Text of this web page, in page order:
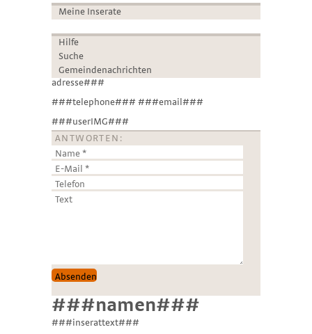
Meine Inserate
Hilfe
Suche
Gemeindenachrichten
adresse###
###telephone### ###email###
###userIMG###
ANTWORTEN:
###namen###
###inserattext###